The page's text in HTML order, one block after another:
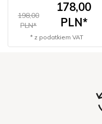
198,00
PLN*
178,00
PLN*
* z podatkiem VAT